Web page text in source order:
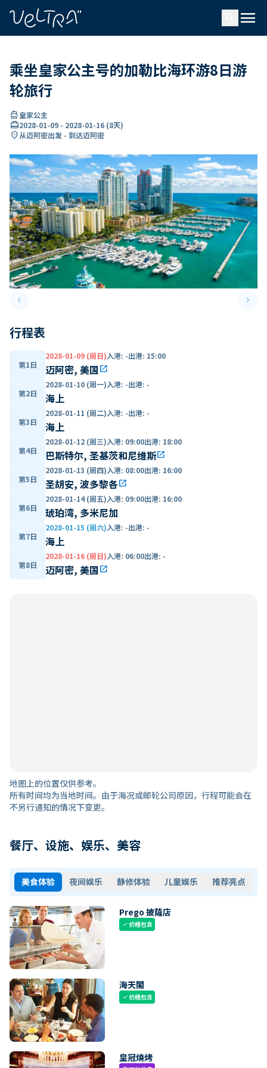
menu
乘坐皇家公主号的加勒比海环游8日游
轮旅行
directions_boat皇家公主
card_travel2028-01-09 - 2028-01-16 (8天)
location_on从迈阿密出发 - 到达迈阿密
keyboard_arrow_leftPrevious slide keyboard_arrow_right
行程表
第1日
2028-01-09 (周日)入港: -出港: 15:00
迈阿密, 美国open_in_new
第2日
2028-01-10 (周一)入港: -出港: -
海上
第3日
2028-01-11 (周二)入港: -出港: -
海上
第4日
2028-01-12 (周三)入港: 09:00出港: 18:00
巴斯特尔, 圣基茨和尼维斯open_in_new
第5日
2028-01-13 (周四)入港: 08:00出港: 16:00
圣胡安, 波多黎各open_in_new
第6日
2028-01-14 (周五)入港: 09:00出港: 16:00
琥珀湾, 多米尼加
第7日
2028-01-15 (周六)入港: -出港: -
海上
第8日
2028-01-16 (周日)入港: 06:00出港: -
迈阿密, 美国open_in_new
地图上的位置仅供参考。
所有时间均为当地时间。由于海况或邮轮公司原因，行程可能会在
不另行通知的情况下变更。
餐厅、设施、娱乐、美容
美食体验 夜间娱乐 静修体验 儿童娱乐 推荐亮点
Prego 披薩店
check价格包含
海天閣
check价格包含
皇冠燒烤